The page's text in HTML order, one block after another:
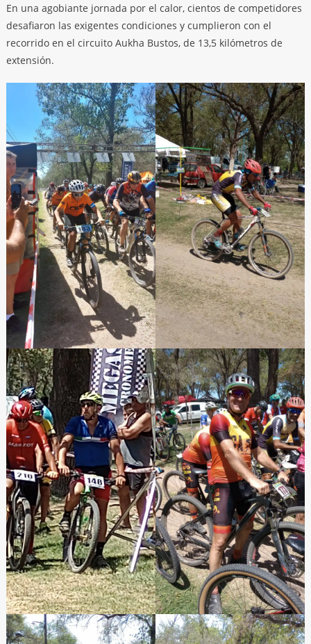
En una agobiante jornada por el calor, cientos de competidores
desafiaron las exigentes condiciones y cumplieron con el
recorrido en el circuito Aukha Bustos, de 13,5 kilómetros de
extensión.